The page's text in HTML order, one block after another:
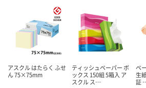
数量
カゴへ
アスクル はたらく ふせ
ん 75×75mm
ティッシュペーパー ボ
ックス 150組 5箱入 ア
スクル ス…
ペ
生
証